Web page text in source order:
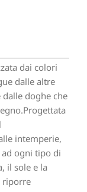
dai colori
dalle altre
dalle doghe che
intemperie,
ad ogni tipo di
il sole e la
riporre